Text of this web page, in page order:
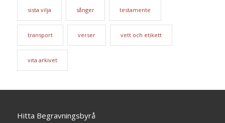
sista vilja sånger testamente
transport verser vett och etikett
vita arkivet
Hitta Begravningsbyrå